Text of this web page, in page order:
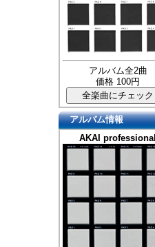
アルバム全2曲
価格 100円
アルバム情報
AKAI professional